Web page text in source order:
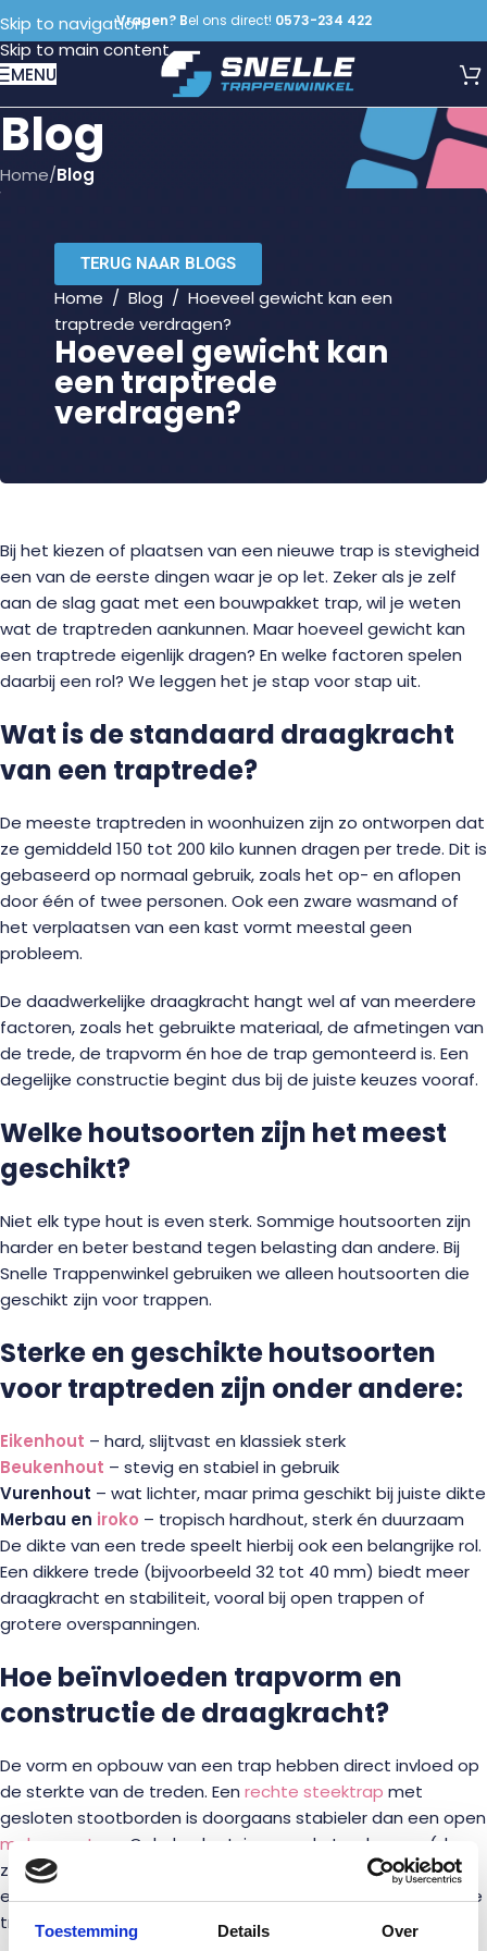
Toestemming Details Over
Skip to navigation
Skip to main content
Vragen? Bel ons direct! 0573-234 422
MENU
Blog
Home/Blog
TERUG NAAR BLOGS
Home / Blog / Hoeveel gewicht kan een
traptrede verdragen?
Hoeveel gewicht kan
een traptrede
verdragen?
Bij het kiezen of plaatsen van een nieuwe trap is stevigheid
een van de eerste dingen waar je op let. Zeker als je zelf
aan de slag gaat met een bouwpakket trap, wil je weten
wat de traptreden aankunnen. Maar hoeveel gewicht kan
een traptrede eigenlijk dragen? En welke factoren spelen
daarbij een rol? We leggen het je stap voor stap uit.
Wat is de standaard draagkracht
van een traptrede?
De meeste traptreden in woonhuizen zijn zo ontworpen dat
ze gemiddeld 150 tot 200 kilo kunnen dragen per trede. Dit is
gebaseerd op normaal gebruik, zoals het op- en aflopen
door één of twee personen. Ook een zware wasmand of
het verplaatsen van een kast vormt meestal geen
probleem.
De daadwerkelijke draagkracht hangt wel af van meerdere
factoren, zoals het gebruikte materiaal, de afmetingen van
de trede, de trapvorm én hoe de trap gemonteerd is. Een
degelijke constructie begint dus bij de juiste keuzes vooraf.
Welke houtsoorten zijn het meest
geschikt?
Niet elk type hout is even sterk. Sommige houtsoorten zijn
harder en beter bestand tegen belasting dan andere. Bij
Snelle Trappenwinkel gebruiken we alleen houtsoorten die
geschikt zijn voor trappen.
Sterke en geschikte houtsoorten
voor traptreden zijn onder andere:
Eikenhout – hard, slijtvast en klassiek sterk
Beukenhout – stevig en stabiel in gebruik
Vurenhout – wat lichter, maar prima geschikt bij juiste dikte
Merbau en iroko – tropisch hardhout, sterk én duurzaam
De dikte van een trede speelt hierbij ook een belangrijke rol.
Een dikkere trede (bijvoorbeeld 32 tot 40 mm) biedt meer
draagkracht en stabiliteit, vooral bij open trappen of
grotere overspanningen.
Hoe beïnvloeden trapvorm en
constructie de draagkracht?
De vorm en opbouw van een trap hebben direct invloed op
de sterkte van de treden. Een rechte steektrap met
gesloten stootborden is doorgaans stabieler dan een open
molenaarstrap
. Ook de plaatsing van de trapbomen (de
zijkanten van de trap) speelt mee: hoe groter de afstand
ertussen, hoe zwaarder de belasting op het midden van de
trede.